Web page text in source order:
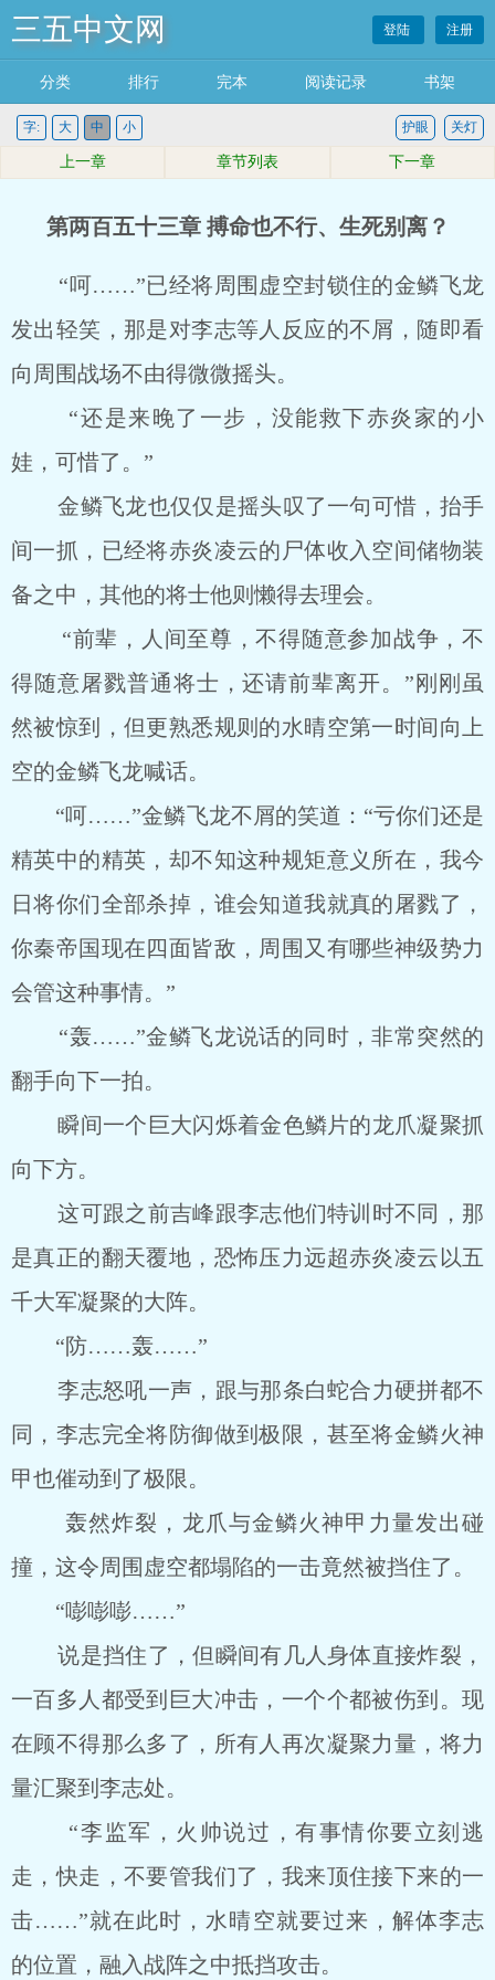
三五中文网 登陆 注册
分类 排行 完本 阅读记录 书架
字: 大 中 小 关灯
护眼
上一章 章节列表 下一章
第两百五十三章 搏命也不行、生死别离？
“呵……”已经将周围虚空封锁住的金鳞飞龙
发出轻笑，那是对李志等人反应的不屑，随即看
向周围战场不由得微微摇头。
“还是来晚了一步，没能救下赤炎家的小
娃，可惜了。”
金鳞飞龙也仅仅是摇头叹了一句可惜，抬手
间一抓，已经将赤炎凌云的尸体收入空间储物装
备之中，其他的将士他则懒得去理会。
“前辈，人间至尊，不得随意参加战争，不
得随意屠戮普通将士，还请前辈离开。”刚刚虽
然被惊到，但更熟悉规则的水晴空第一时间向上
空的金鳞飞龙喊话。
“呵……”金鳞飞龙不屑的笑道：“亏你们还是
精英中的精英，却不知这种规矩意义所在，我今
日将你们全部杀掉，谁会知道我就真的屠戮了，
你秦帝国现在四面皆敌，周围又有哪些神级势力
会管这种事情。”
“轰……”金鳞飞龙说话的同时，非常突然的
翻手向下一拍。
瞬间一个巨大闪烁着金色鳞片的龙爪凝聚抓
向下方。
这可跟之前吉峰跟李志他们特训时不同，那
是真正的翻天覆地，恐怖压力远超赤炎凌云以五
千大军凝聚的大阵。
“防……轰……”
李志怒吼一声，跟与那条白蛇合力硬拼都不
同，李志完全将防御做到极限，甚至将金鳞火神
甲也催动到了极限。
轰然炸裂，龙爪与金鳞火神甲力量发出碰
撞，这令周围虚空都塌陷的一击竟然被挡住了。
“嘭嘭嘭……”
说是挡住了，但瞬间有几人身体直接炸裂，
一百多人都受到巨大冲击，一个个都被伤到。现
在顾不得那么多了，所有人再次凝聚力量，将力
量汇聚到李志处。
“李监军，火帅说过，有事情你要立刻逃
走，快走，不要管我们了，我来顶住接下来的一
击……”就在此时，水晴空就要过来，解体李志
的位置，融入战阵之中抵挡攻击。